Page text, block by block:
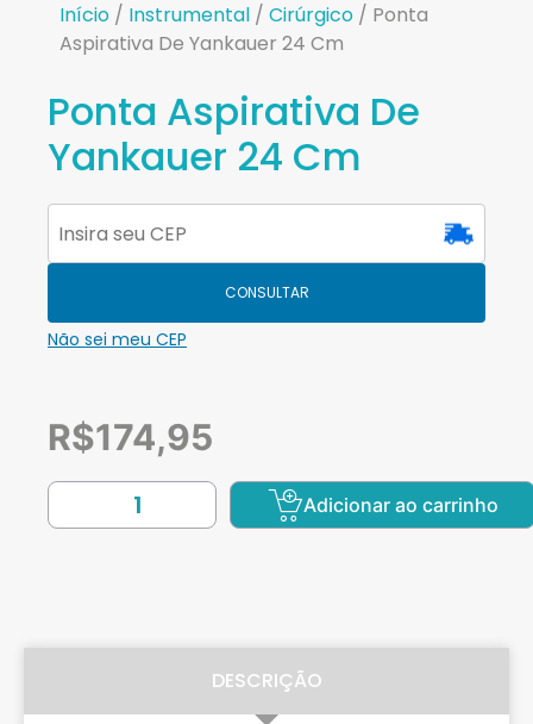
Início / Instrumental / Cirúrgico / Ponta
Aspirativa De Yankauer 24 Cm
Ponta Aspirativa De
Yankauer 24 Cm
CONSULTAR
Não sei meu CEP
R$174,95
Adicionar ao carrinho
DESCRIÇÃO